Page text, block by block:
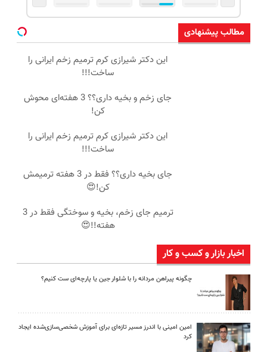
مطالب پیشنهادی
این دکتر شیرازی کرم ترمیم زخم ایرانی را
ساخت!!!
جای زخم و بخیه داری؟؟ 3 هفته‌ای محوش
کن!
این دکتر شیرازی کرم ترمیم زخم ایرانی را
ساخت!!!
جای بخیه داری؟؟ فقط در 3 هفته ترمیمش
کن!😍
ترمیم جای زخم، بخیه و سوختگی فقط در 3
هفته!!😍
اخبار بازار و کسب و کار
چگونه پیراهن مردانه را با شلوار جین یا پارچه‌ای ست کنیم؟
امین امینی با اندرز مسیر تازه‌ای برای آموزش شخصی‌سازی‌شده ایجاد
کرد